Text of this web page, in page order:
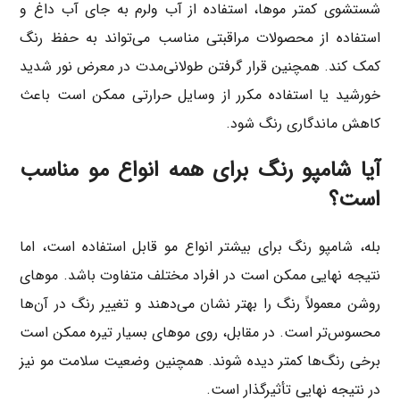
شستشوی کمتر موها، استفاده از آب ولرم به جای آب داغ و
استفاده از محصولات مراقبتی مناسب می‌تواند به حفظ رنگ
کمک کند. همچنین قرار گرفتن طولانی‌مدت در معرض نور شدید
خورشید یا استفاده مکرر از وسایل حرارتی ممکن است باعث
کاهش ماندگاری رنگ شود.
آیا شامپو رنگ برای همه انواع مو مناسب
است؟
بله، شامپو رنگ برای بیشتر انواع مو قابل استفاده است، اما
نتیجه نهایی ممکن است در افراد مختلف متفاوت باشد. موهای
روشن معمولاً رنگ را بهتر نشان می‌دهند و تغییر رنگ در آن‌ها
محسوس‌تر است. در مقابل، روی موهای بسیار تیره ممکن است
برخی رنگ‌ها کمتر دیده شوند. همچنین وضعیت سلامت مو نیز
در نتیجه نهایی تأثیرگذار است.